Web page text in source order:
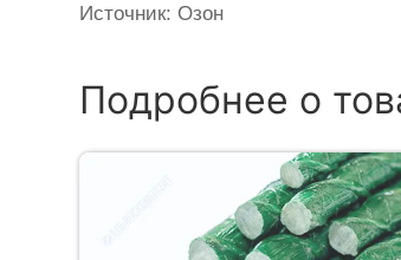
Источник: Озон
Подробнее о